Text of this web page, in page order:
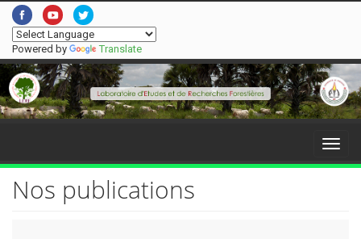
Powered by Translate
Menu
Nos publications